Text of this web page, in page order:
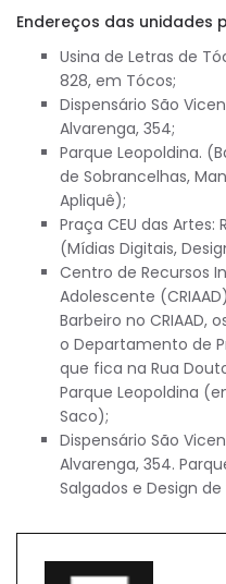
Endereços das unidades
Usina de Letras de
828, em Tócos;
Dispensário São
Alvarenga, 354;
Parque Leopoldina.
de Sobrancelhas,
Apliquê);
Praça CEU das Artes:
(Mídias Digitais,
Centro de Recursos
Adolescente
Barbeiro no CRIAAD,
o Departamento de
que fica na Rua
Parque Leopoldina
Saco);
Dispensário São
Alvarenga, 354.
Salgados e Design